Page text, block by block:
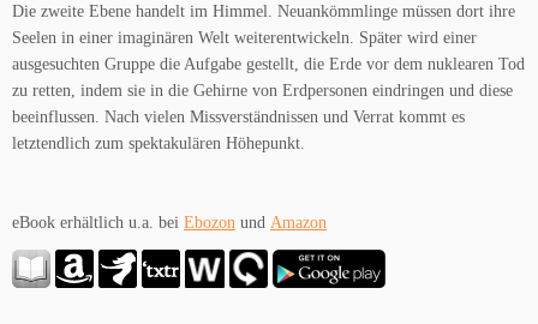
Die zweite Ebene handelt im Himmel. Neuankömmlinge müssen dort ihre
Seelen in einer imaginären Welt weiterentwickeln. Später wird einer
ausgesuchten Gruppe die Aufgabe gestellt, die Erde vor dem nuklearen Tod
zu retten, indem sie in die Gehirne von Erdpersonen eindringen und diese
beeinflussen. Nach vielen Missverständnissen und Verrat kommt es
letztendlich zum spektakulären Höhepunkt.
eBook erhältlich u.a. bei Ebozon und Amazon